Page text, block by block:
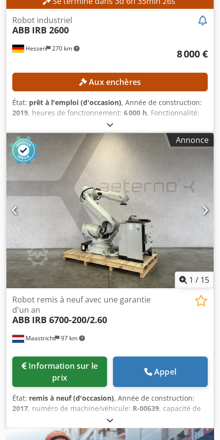
Hessen 270 km
Robot industriel
ABB IRB 2600
8 000 €
Aux enchères
État: prêt à l'emploi (d'occasion), Année de construction:
2019, heures de fonctionnement: 6 000 h, Fonctionnalité:
, capacité de charge:
portée du bras:1 850 mm, Pas de prix de réserve – vente
garantie au plus offrant ! DÉTAILS TECHNIQUES Capacité
de charge : 12 kg Portée : 1 850 mm Dwodpfx Amsznh Tfo
Rea DÉTAILS SUR LA MACHINE Heures de fonctionnement :
6 000 heures Contenu de la livraison : robot + unité de
commande + armoire électrique + manipulateur flexible et
logiciel d’interface ProfiNet I/O.
Annonce
1 / 15
Maastricht 97 km
Robot remis à neuf avec une garantie
d'un an
ABB IRB 6700-200/2.60
prix
Appel
État: remis à neuf (d'occasion), Année de construction:
2017, numéro de machine/véhicule: R-00639, capacité de
, portée du bras:
contrôleurs:IRC5, fabricant de pupitres de commande: